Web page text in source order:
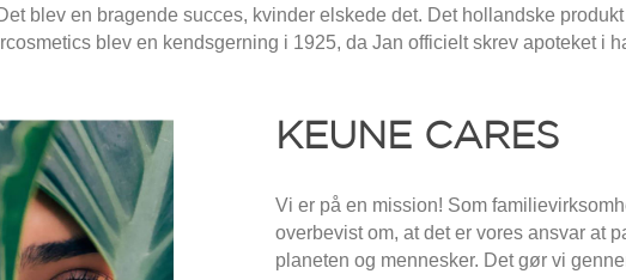
blev en bragende succes, kvinder elskede det. Det hollandske
blev en kendsgerning i 1925, da Jan officielt skrev apoteket i
KEUNE CARES
Vi er på en mission! Som
overbevist om, at det er vores ansvar at
planeten og mennesker. Det gør vi